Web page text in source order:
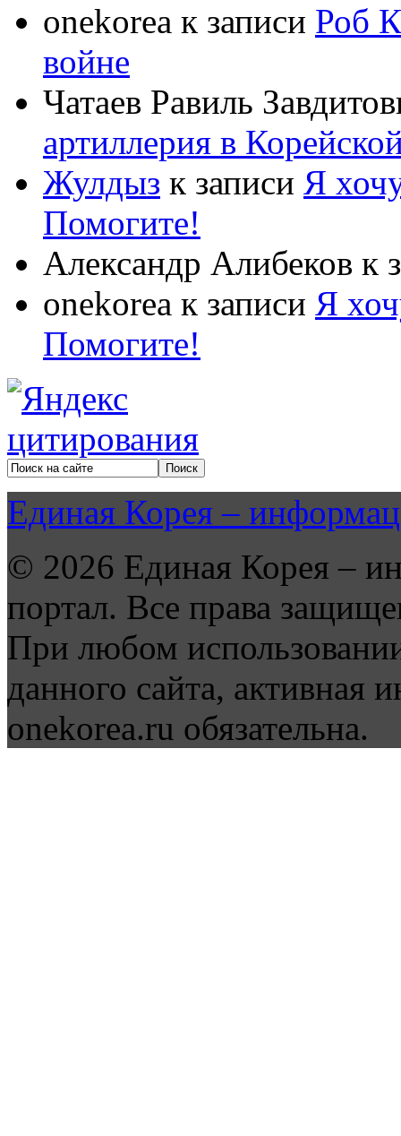
onekorea к записи Роб
войне
Чатаев Равиль
артиллерия в
Жулдыз к записи Я
Помогите!
Александр Алибеков к
onekorea к записи Я
Помогите!
Единая Корея –
© 2026 Единая Корея –
портал. Все права
При любом
данного сайта, активная
onekorea.ru обязательна.